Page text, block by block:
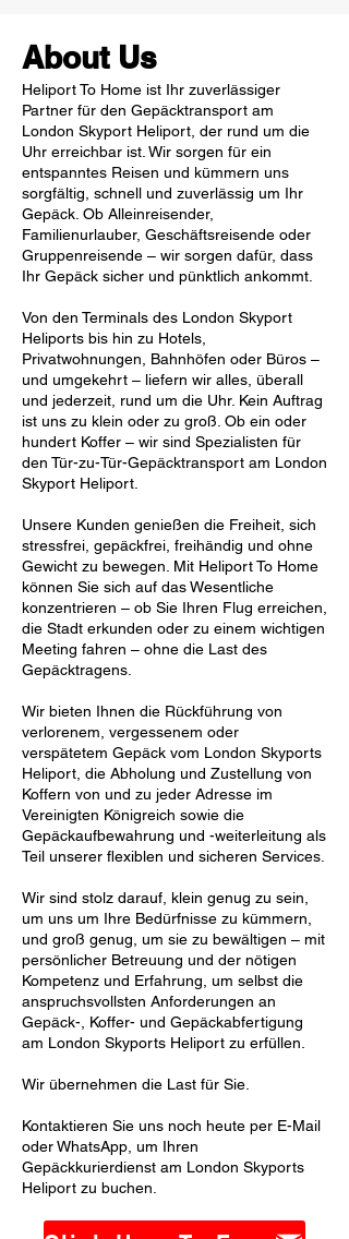
About Us
Heliport To Home ist Ihr zuverlässiger
Partner für den Gepäcktransport am
London Skyport Heliport, der rund um die
Uhr erreichbar ist. Wir sorgen für ein
entspanntes Reisen und kümmern uns
sorgfältig, schnell und zuverlässig um Ihr
Gepäck. Ob Alleinreisender,
Familienurlauber, Geschäftsreisende oder
Gruppenreisende – wir sorgen dafür, dass
Ihr Gepäck sicher und pünktlich ankommt.
Von den Terminals des London Skyport
Heliports bis hin zu Hotels,
Privatwohnungen, Bahnhöfen oder Büros –
und umgekehrt – liefern wir alles, überall
und jederzeit, rund um die Uhr. Kein Auftrag
ist uns zu klein oder zu groß. Ob ein oder
hundert Koffer – wir sind Spezialisten für
den Tür-zu-Tür-Gepäcktransport am London
Skyport Heliport.
Unsere Kunden genießen die Freiheit, sich
stressfrei, gepäckfrei, freihändig und ohne
Gewicht zu bewegen. Mit Heliport To Home
können Sie sich auf das Wesentliche
konzentrieren – ob Sie Ihren Flug erreichen,
die Stadt erkunden oder zu einem wichtigen
Meeting fahren – ohne die Last des
Gepäcktragens.
Wir bieten Ihnen die Rückführung von
verlorenem, vergessenem oder
verspätetem Gepäck vom London Skyports
Heliport, die Abholung und Zustellung von
Koffern von und zu jeder Adresse im
Vereinigten Königreich sowie die
Gepäckaufbewahrung und -weiterleitung als
Teil unserer flexiblen und sicheren Services.
Wir sind stolz darauf, klein genug zu sein,
um uns um Ihre Bedürfnisse zu kümmern,
und groß genug, um sie zu bewältigen – mit
persönlicher Betreuung und der nötigen
Kompetenz und Erfahrung, um selbst die
anspruchsvollsten Anforderungen an
Gepäck-, Koffer- und Gepäckabfertigung
am London Skyports Heliport zu erfüllen.
Wir übernehmen die Last für Sie.
Kontaktieren Sie uns noch heute per E-Mail
oder WhatsApp, um Ihren
Gepäckkurierdienst am London Skyports
Heliport zu buchen.